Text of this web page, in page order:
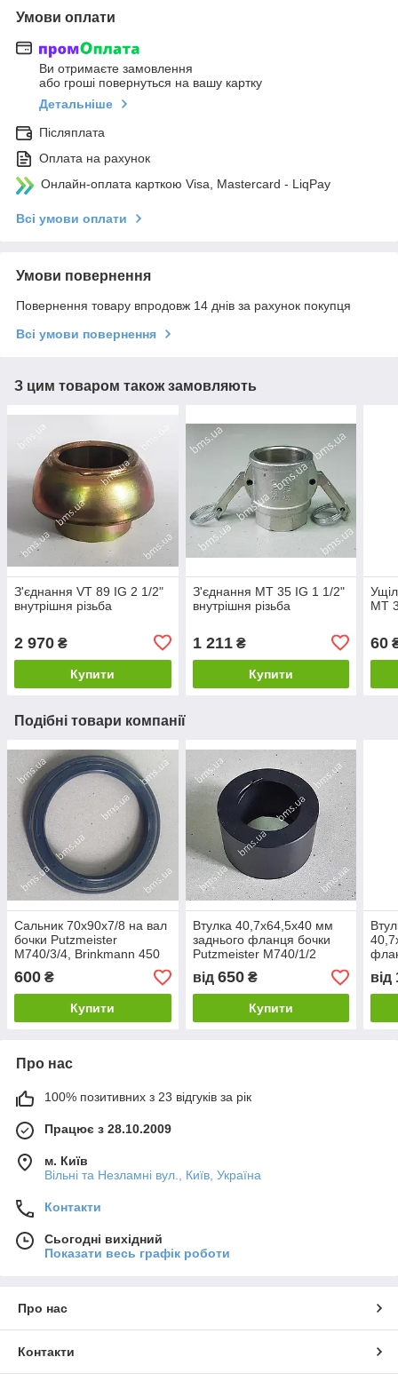
Умови оплати
Ви отримаєте замовлення
або гроші повернуться на вашу картку
Детальніше
Післяплата
Оплата на рахунок
Онлайн-оплата карткою Visa, Mastercard - LiqPay
Всі умови оплати
Умови повернення
Повернення товару впродовж 14 днів за рахунок покупця
Всі умови повернення
З цим товаром також замовляють
З'єднання VT 89 IG 2 1/2"
внутрішня різьба
2 970 ₴
Купити
З'єднання MT 35 IG 1 1/2"
внутрішня різьба
1 211₴
Купити
МТ
60
Подібні товари компанії
Сальник 70х90х7/8 на вал
бочки Putzmeister
М740/3/4, Brinkmann 450
600 ₴
Купити
Втулка 40,7x64,5x40 мм
заднього фланця бочки
Putzmeister М740/1/2
/3241 аналог
від 650₴
Купити
від
Про нас
100% позитивних з 23 відгуків за рік
Працює з 28.10.2009
м. Київ
Вільні та Незламні вул., Київ, Україна
Контакти
Сьогодні вихідний
Показати весь графік роботи
Про нас
Контакти